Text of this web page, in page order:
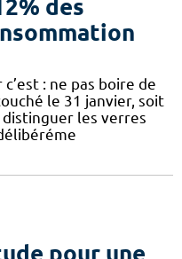
des
: ne pas boire de
le 31 janvier, soit
distinguer les verres
pour une